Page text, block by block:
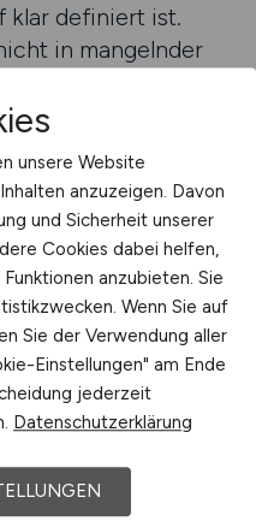
klar definiert ist.
in mangelnder
von
Gerade
verfügen
und
zum operativen
Forstbetriebe mit
rund um die
Dabei
Ziel ist es,
ihre
unsere Website
anzuzeigen. Davon
und Sicherheit unserer
Cookies dabei helfen,
anzubieten. Sie
Wenn Sie auf
Sie der Verwendung aller
Einstellungen" am Ende
jederzeit
Datenschutzerklärung